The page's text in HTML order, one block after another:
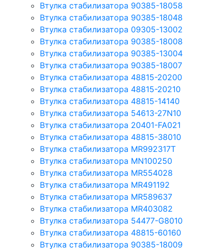
Втулка стабилизатора 90385-18058
Втулка стабилизатора 90385-18048
Втулка стабилизатора 09305-13002
Втулка стабилизатора 90385-18008
Втулка стабилизатора 90385-13004
Втулка стабилизатора 90385-18007
Втулка стабилизатора 48815-20200
Втулка стабилизатора 48815-20210
Втулка стабилизатора 48815-14140
Втулка стабилизатора 54613-27N10
Втулка стабилизатора 20401-FA021
Втулка стабилизатора 48815-38010
Втулка стабилизатора MR992317T
Втулка стабилизатора MN100250
Втулка стабилизатора MR554028
Втулка стабилизатора MR491192
Втулка стабилизатора MR589637
Втулка стабилизатора MR403082
Втулка стабилизатора 54477-G8010
Втулка стабилизатора 48815-60160
Втулка стабилизатора 90385-18009